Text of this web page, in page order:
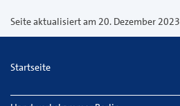
versenden
Seite aktualisiert am 20. Dezember 2023
Startseite